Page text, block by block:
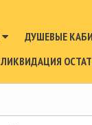
ДУШЕВЫЕ
ЛИКВИДАЦИЯ